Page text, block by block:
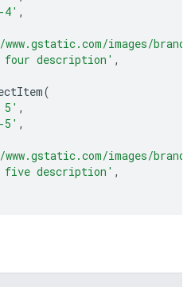
4' ,
images/
four description' ,
(
5' ,
5' ,
images/
five description' ,